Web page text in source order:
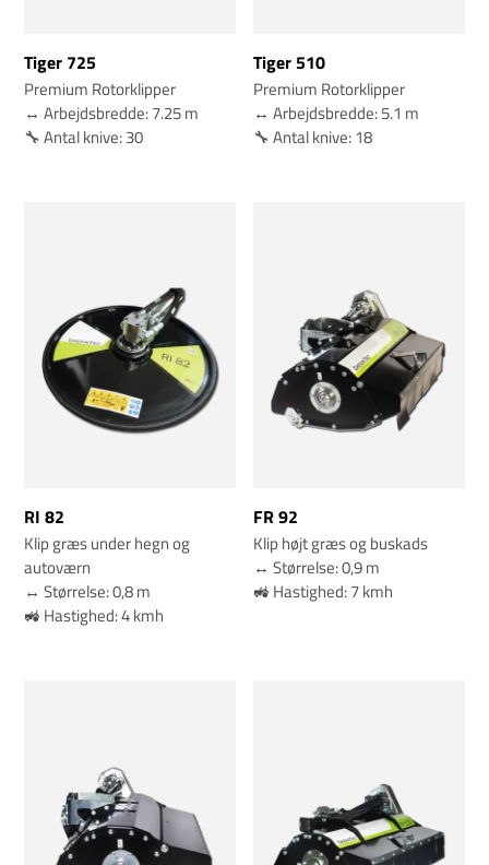
Tiger 725
Premium Rotorklipper
↔️ Arbejdsbredde: 7.25 m
🔧 Antal knive: 30
Tiger 510
Premium Rotorklipper
↔️ Arbejdsbredde: 5.1 m
🔧 Antal knive: 18
RI 82
Klip græs under hegn og
autoværn
↔️ Størrelse: 0,8 m
🚜 Hastighed: 4 kmh
FR 92
Klip højt græs og buskads
↔️ Størrelse: 0,9 m
🚜 Hastighed: 7 kmh